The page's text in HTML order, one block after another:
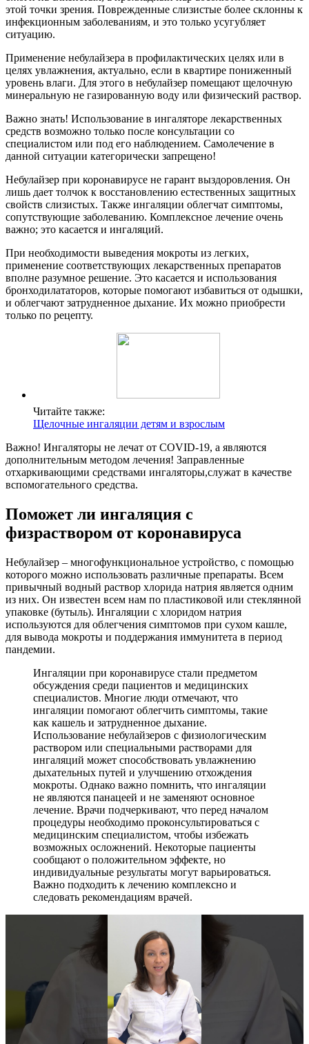
этой точки зрения. Поврежденные слизистые более склонны к
инфекционным заболеваниям, и это только усугубляет
ситуацию.
Применение небулайзера в профилактических целях или в
целях увлажнения, актуально, если в квартире пониженный
уровень влаги. Для этого в небулайзер помещают щелочную
минеральную не газированную воду или физический раствор.
Важно знать! Использование в ингаляторе лекарственных
средств возможно только после консультации со
специалистом или под его наблюдением. Самолечение в
данной ситуации категорически запрещено!
Небулайзер при коронавирусе не гарант выздоровления. Он
лишь дает толчок к восстановлению естественных защитных
свойств слизистых. Также ингаляции облегчат симптомы,
сопутствующие заболеванию. Комплексное лечение очень
важно; это касается и ингаляций.
При необходимости выведения мокроты из легких,
применение соответствующих лекарственных препаратов
вполне разумное решение. Это касается и использования
бронходилататоров, которые помогают избавиться от одышки,
и облегчают затрудненное дыхание. Их можно приобрести
только по рецепту.
Читайте также:
Щелочные ингаляции детям и взрослым
Важно! Ингаляторы не лечат от COVID-19, а являются
дополнительным методом лечения! Заправленные
отхаркивающими средствами ингаляторы,служат в качестве
вспомогательного средства.
Поможет ли ингаляция с
физраствором от коронавируса
Небулайзер – многофункциональное устройство, с помощью
которого можно использовать различные препараты. Всем
привычный водный раствор хлорида натрия является одним
из них. Он известен всем нам по пластиковой или стеклянной
упаковке (бутыль). Ингаляции с хлоридом натрия
используются для облегчения симптомов при сухом кашле,
для вывода мокроты и поддержания иммунитета в период
пандемии.
Ингаляции при коронавирусе стали предметом
обсуждения среди пациентов и медицинских
специалистов. Многие люди отмечают, что
ингаляции помогают облегчить симптомы, такие
как кашель и затрудненное дыхание.
Использование небулайзеров с физиологическим
раствором или специальными растворами для
ингаляций может способствовать увлажнению
дыхательных путей и улучшению отхождения
мокроты. Однако важно помнить, что ингаляции
не являются панацеей и не заменяют основное
лечение. Врачи подчеркивают, что перед началом
процедуры необходимо проконсультироваться с
медицинским специалистом, чтобы избежать
возможных осложнений. Некоторые пациенты
сообщают о положительном эффекте, но
индивидуальные результаты могут варьироваться.
Важно подходить к лечению комплексно и
следовать рекомендациям врачей.